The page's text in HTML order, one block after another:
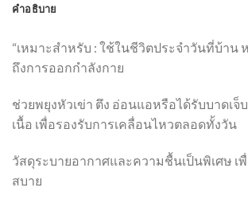
คำอธิบาย
“เหมาะสำหรับ : ใช้ในชีวิตประจำวันที่บ้าน
ถึงการออกกำลังกาย
ช่วยพยุงหัวเข่า ตึง อ่อนแอหรือได้รับบาดเจ็
เนื้อ เพื่อรองรับการเคลื่อนไหวตลอดทั้งวัน
วัสดุระบายอากาศและความชื้นเป็นพิเศษ เ
สบาย